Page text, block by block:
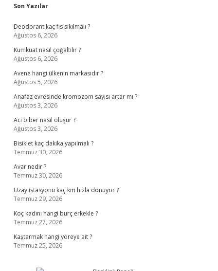
Sidebar
Son Yazılar
Deodorant kaç fıs sıkılmalı ?
Ağustos 6, 2026
Kumkuat nasıl çoğaltılır ?
Ağustos 6, 2026
Avene hangi ülkenin markasıdır ?
Ağustos 5, 2026
Anafaz evresinde kromozom sayısı artar mı ?
Ağustos 3, 2026
Acı biber nasıl oluşur ?
Ağustos 3, 2026
Bisiklet kaç dakika yapılmalı ?
Temmuz 30, 2026
Avar nedir ?
Temmuz 30, 2026
Uzay istasyonu kaç km hızla dönüyor ?
Temmuz 29, 2026
Koç kadını hangi burç erkekle ?
Temmuz 27, 2026
Kaştarmak hangi yöreye ait ?
Temmuz 25, 2026